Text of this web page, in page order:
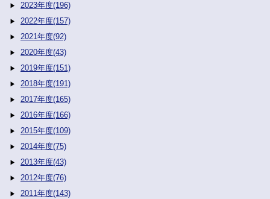
2023年度(196)
2022年度(157)
2021年度(92)
2020年度(43)
2019年度(151)
2018年度(191)
2017年度(165)
2016年度(166)
2015年度(109)
2014年度(75)
2013年度(43)
2012年度(76)
2011年度(143)